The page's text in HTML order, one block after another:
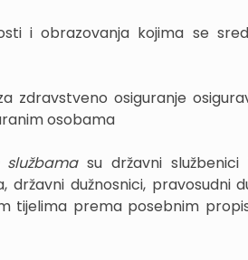
i obrazovanja kojima se
zdravstveno osiguranje
osobama
službamasu državni
dužnosnici, pravosudni
tijelima prema posebnim